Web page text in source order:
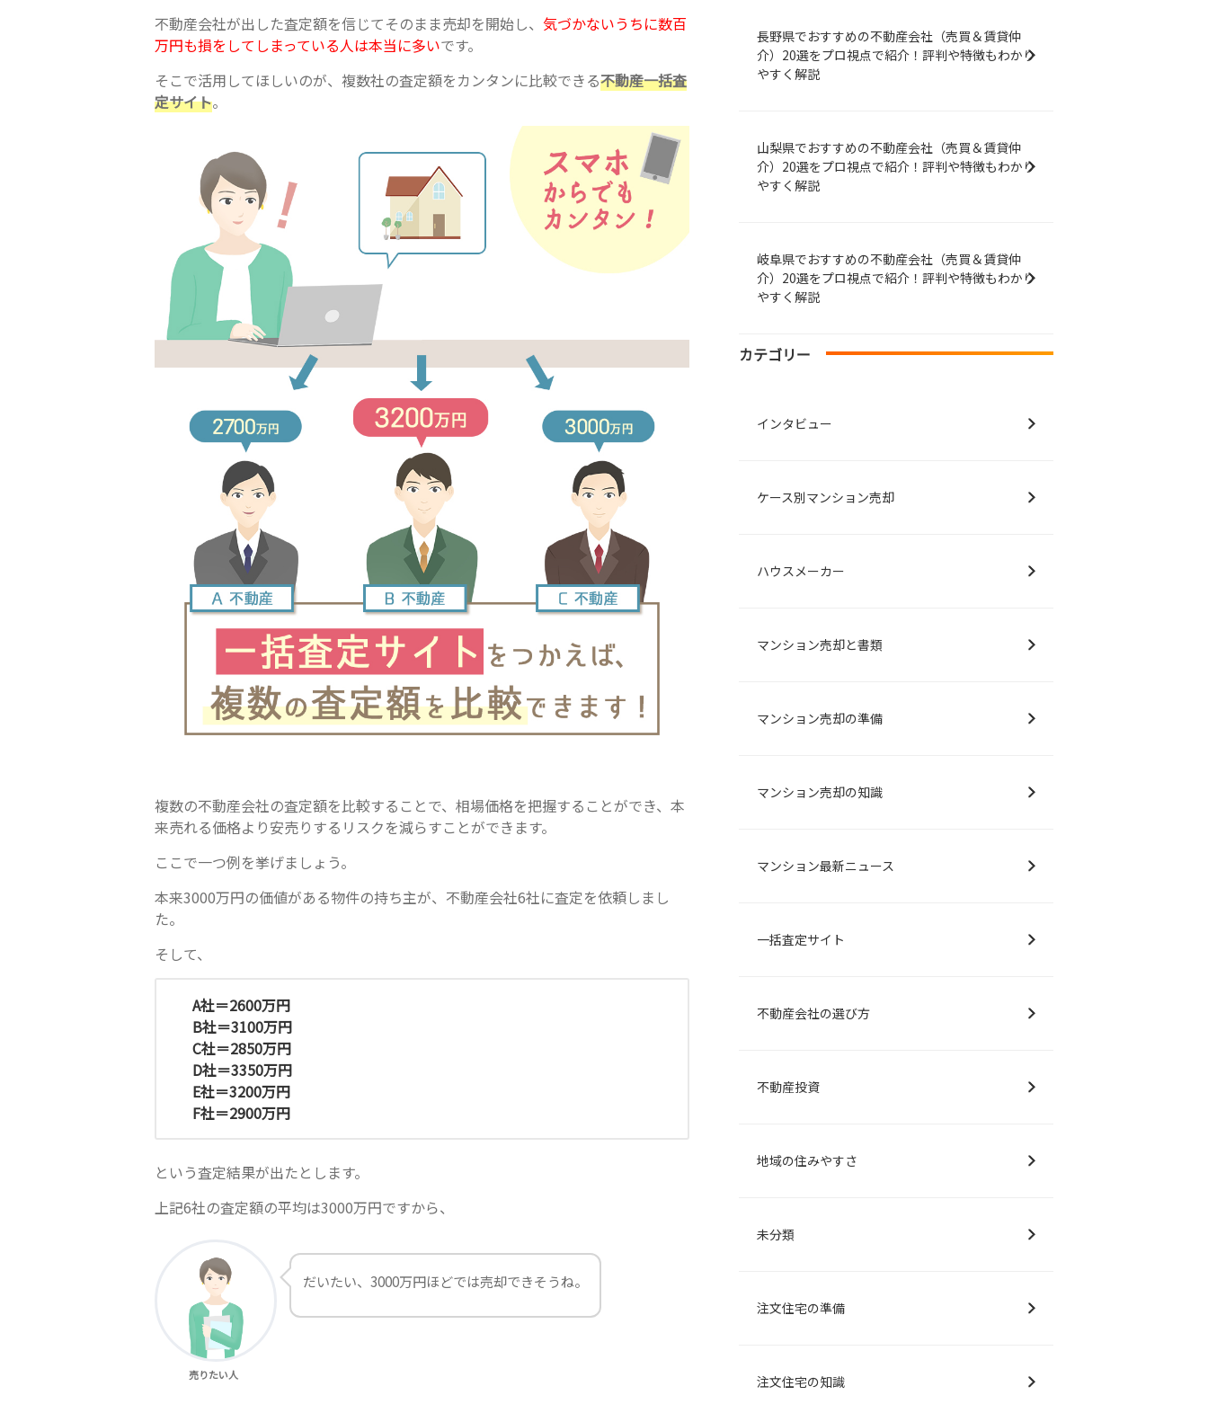
不動産会社が出した査定額を信じてそのまま売却を開始し、 気づかないうちに数百
万円も損をしてしまっている人は本当に多いです。
そこで活用してほしいのが、複数社の査定額をカンタンに比較できる不動産一括査
定サイト。
複数の不動産会社の査定額を比較することで、相場価格を把握することができ、本
来売れる価格より安売りするリスクを減らすことができます。
ここで一つ例を挙げましょう。
本来3000万円の価値がある物件の持ち主が、不動産会社6社に査定を依頼しまし
た。
そして、
A社＝2600万円
B社＝3100万円
C社＝2850万円
D社＝3350万円
E社＝3200万円
F社＝2900万円
という査定結果が出たとします。
上記6社の査定額の平均は3000万円ですから、
売りたい人
だいたい、3000万円ほどでは売却できそうね。
長野県でおすすめの不動産会社（売買＆賃貸仲
介）20選をプロ視点で紹介！評判や特徴もわかり
やすく解説
山梨県でおすすめの不動産会社（売買＆賃貸仲
介）20選をプロ視点で紹介！評判や特徴もわかり
やすく解説
岐阜県でおすすめの不動産会社（売買＆賃貸仲
介）20選をプロ視点で紹介！評判や特徴もわかり
やすく解説
カテゴリー
インタビュー
ケース別マンション売却
ハウスメーカー
マンション売却と書類
マンション売却の準備
マンション売却の知識
マンション最新ニュース
一括査定サイト
不動産会社の選び方
不動産投資
地域の住みやすさ
未分類
注文住宅の準備
注文住宅の知識